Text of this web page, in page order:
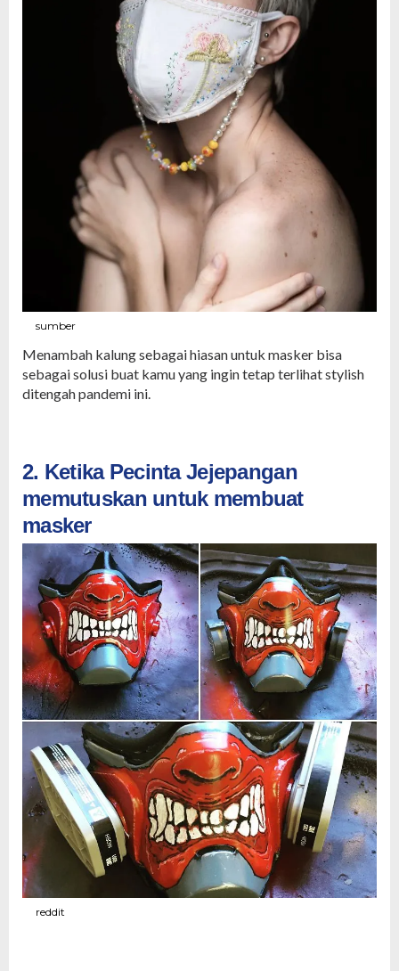
sumber
Menambah kalung sebagai hiasan untuk masker bisa
sebagai solusi buat kamu yang ingin tetap terlihat stylish
ditengah pandemi ini.
2. Ketika Pecinta Jejepangan
memutuskan untuk membuat
masker
reddit